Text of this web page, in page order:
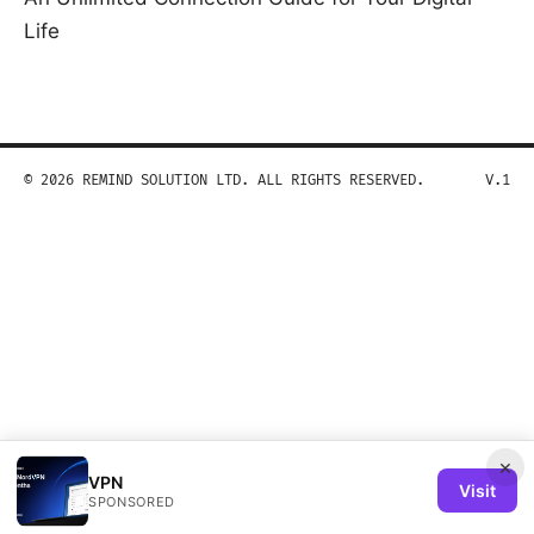
Life
×
VPN
SPONSORED
Visit
© 2026 REMIND SOLUTION LTD. ALL RIGHTS RESERVED. V.1